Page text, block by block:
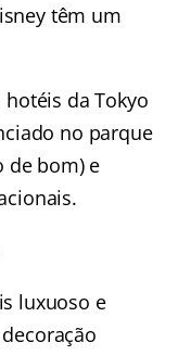
têm um
da Tokyo
no parque
de bom) e
luxuoso e